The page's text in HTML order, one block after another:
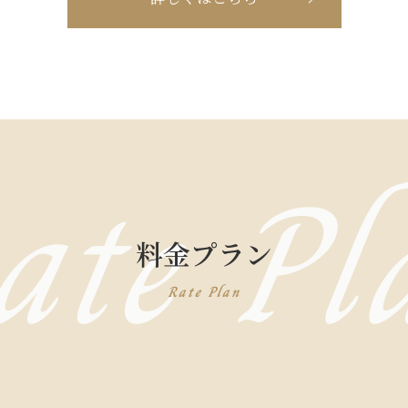
料金プラン
Rate Plan